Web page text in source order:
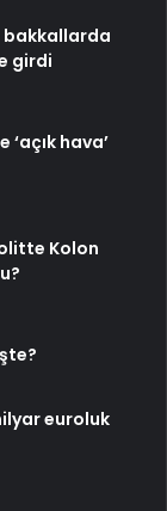
bakkallarda
girdi
‘açık hava’
Kolon
euroluk